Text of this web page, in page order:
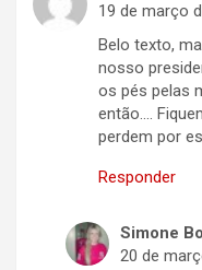
19 de março
Belo texto,
nosso
os pés pelas
então….
perdem por
Responder
Simone
20 de